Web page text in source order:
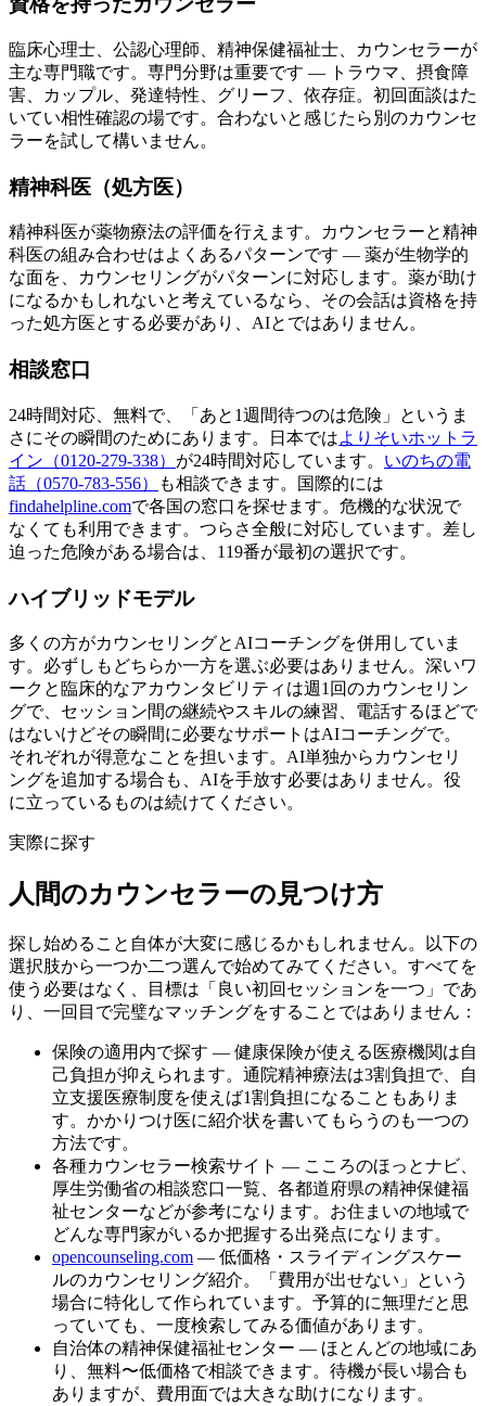
臨床心理士、公認心理師、精神保健福祉士、カウンセラーが
主な専門職です。専門分野は重要です — トラウマ、摂食障
害、カップル、発達特性、グリーフ、依存症。初回面談はた
いてい相性確認の場です。合わないと感じたら別のカウンセ
ラーを試して構いません。
精神科医（処方医）
精神科医が薬物療法の評価を行えます。カウンセラーと精神
科医の組み合わせはよくあるパターンです — 薬が生物学的
な面を、カウンセリングがパターンに対応します。薬が助け
になるかもしれないと考えているなら、その会話は資格を持
った処方医とする必要があり、AIとではありません。
相談窓口
24時間対応、無料で、「あと1週間待つのは危険」というま
さにその瞬間のためにあります。日本ではよりそいホットラ
イン（0120-279-338） が24時間対応しています。 いのちの電
話（0570-783-556）
も相談できます。国際的には
findahelpline.comで各国の窓口を探せます。危機的な状況で
なくても利用できます。つらさ全般に対応しています。差し
迫った危険がある場合は、119番が最初の選択です。
ハイブリッドモデル
多くの方がカウンセリングとAIコーチングを併用していま
す。必ずしもどちらか一方を選ぶ必要はありません。深いワ
ークと臨床的なアカウンタビリティは週1回のカウンセリン
グで、セッション間の継続やスキルの練習、電話するほどで
はないけどその瞬間に必要なサポートはAIコーチングで。
それぞれが得意なことを担います。AI単独からカウンセリ
ングを追加する場合も、AIを手放す必要はありません。役
に立っているものは続けてください。
実際に探す
人間のカウンセラーの見つけ方
探し始めること自体が大変に感じるかもしれません。以下の
選択肢から一つか二つ選んで始めてみてください。すべてを
使う必要はなく、目標は「良い初回セッションを一つ」であ
り、一回目で完璧なマッチングをすることではありません：
保険の適用内で探す — 健康保険が使える医療機関は自
己負担が抑えられます。通院精神療法は3割負担で、自
立支援医療制度を使えば1割負担になることもありま
す。かかりつけ医に紹介状を書いてもらうのも一つの
方法です。
各種カウンセラー検索サイト — こころのほっとナビ、
厚生労働省の相談窓口一覧、各都道府県の精神保健福
祉センターなどが参考になります。お住まいの地域で
どんな専門家がいるか把握する出発点になります。
opencounseling.com — 低価格・スライディングスケー
ルのカウンセリング紹介。「費用が出せない」という
場合に特化して作られています。予算的に無理だと思
っていても、一度検索してみる価値があります。
自治体の精神保健福祉センター — ほとんどの地域にあ
り、無料〜低価格で相談できます。待機が長い場合も
ありますが、費用面では大きな助けになります。